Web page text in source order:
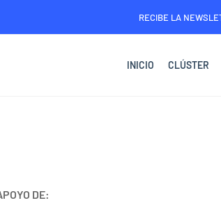
RECIBE LA
INICIO CLÚSTER
DE: